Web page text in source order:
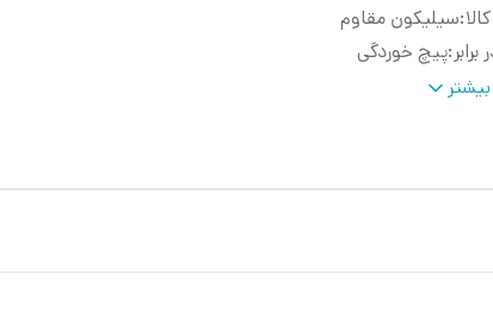
:سیلیکون مقاوم
:پیچ خوردگی
:دستگاه های سامسونگ و سایر دستگاه ها